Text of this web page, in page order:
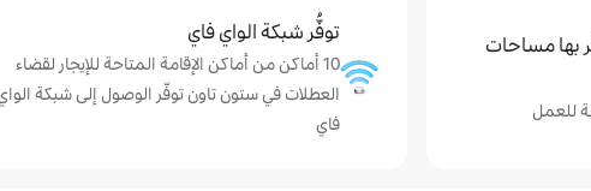
بها مساحات
توفُّر شبكة الواي فاي
10 أماكن من أماكن الإقامة المتاحة للإيجار لقضاء
العطلات في ستون تاون توفّر الوصول إلى شبكة
فاي